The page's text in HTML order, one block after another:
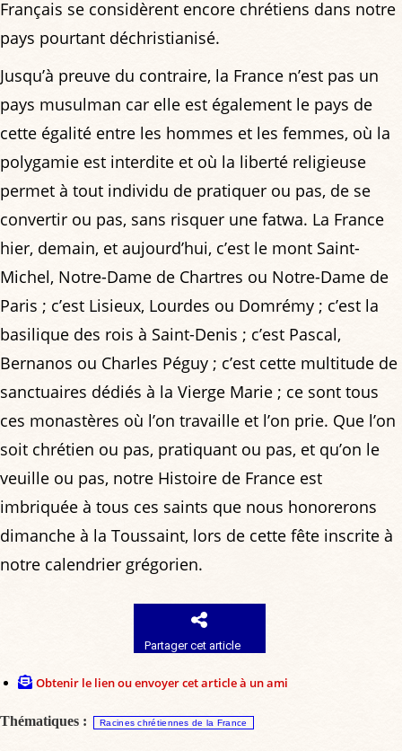
Français se considèrent encore chrétiens dans notre
pays pourtant déchristianisé.
Jusqu’à preuve du contraire, la France n’est pas un
pays musulman car elle est également le pays de
cette égalité entre les hommes et les femmes, où la
polygamie est interdite et où la liberté religieuse
permet à tout individu de pratiquer ou pas, de se
convertir ou pas, sans risquer une fatwa. La France
hier, demain, et aujourd’hui, c’est le mont Saint-
Michel, Notre-Dame de Chartres ou Notre-Dame de
Paris ; c’est Lisieux, Lourdes ou Domrémy ; c’est la
basilique des rois à Saint-Denis ; c’est Pascal,
Bernanos ou Charles Péguy ; c’est cette multitude de
sanctuaires dédiés à la Vierge Marie ; ce sont tous
ces monastères où l’on travaille et l’on prie. Que l’on
soit chrétien ou pas, pratiquant ou pas, et qu’on le
veuille ou pas, notre Histoire de France est
imbriquée à tous ces saints que nous honorerons
dimanche à la Toussaint, lors de cette fête inscrite à
notre calendrier grégorien.
Partager cet article
Obtenir le lien ou envoyer cet article à un ami
Thématiques : Racines chrétiennes de la France